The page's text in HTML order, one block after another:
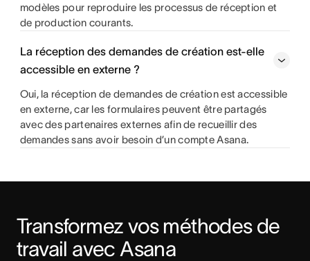
modèles pour reproduire les processus de réception et
de production courants.
La réception des demandes de création est-elle
accessible en externe ?
Oui, la réception de demandes de création est accessible
en externe, car les formulaires peuvent être partagés
avec des partenaires externes afin de recueillir des
demandes sans avoir besoin d’un compte Asana.
Transformez vos méthodes de
travail avec Asana